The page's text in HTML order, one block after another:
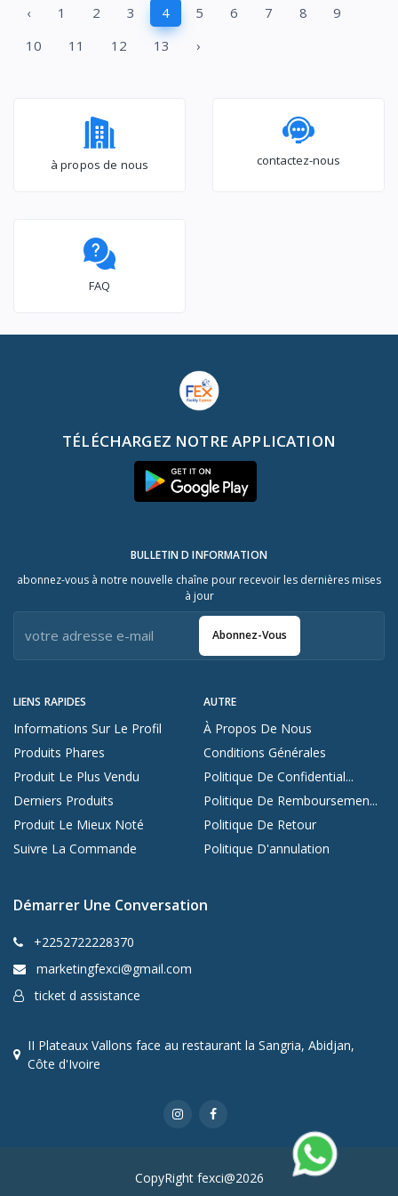
Portes/ Gris/R600A/A+
‹ 1 2 3 4 5 6 7 8
9
10
11 12 13 ›
à propos de nous contactez-nous
FAQ
TÉLÉCHARGEZ NOTRE APPLICATION
LIENS RAPIDES
Informations Sur Le Profil
Produits Phares
Produit Le Plus Vendu
Derniers Produits
Produit Le Mieux Noté
Suivre La Commande
AUTRE
À Propos De Nous
Conditions Générales
Politique De Confidential...
Politique De Remboursemen...
Politique De Retour
Politique D'annulation
BULLETIN D INFORMATION
abonnez-vous à notre nouvelle chaîne pour recevoir les dernières mises
à jour
Abonnez-Vous
Démarrer Une Conversation
+2252722228370
marketingfexci@gmail.com
ticket d assistance
II Plateaux Vallons face au restaurant la Sangria, Abidjan,
Côte d'Ivoire
CopyRight fexci@2026